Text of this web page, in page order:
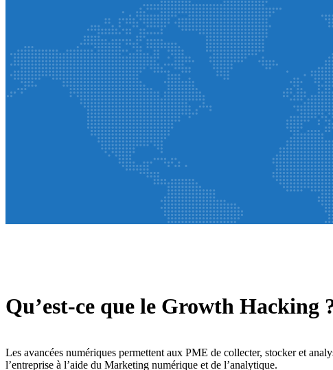
Qu’est-ce que le Growth Hacking
Les avancées numériques permettent aux PME de collecter, stocker et
l’entreprise à l’aide du Marketing numérique et de l’analytique.